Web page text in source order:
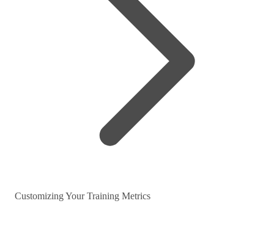
Customizing Your Training Metrics